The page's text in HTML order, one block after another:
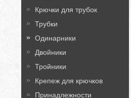
Крючки для трубок
Трубки
Одинарники
Двойники
Тройники
Крепеж для крючков
Принадлежности